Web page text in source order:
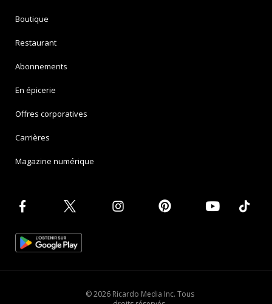
Boutique
Restaurant
Abonnements
En épicerie
Offres corporatives
Carrières
Magazine numérique
© 2026 Ricardo Media Inc. Tous